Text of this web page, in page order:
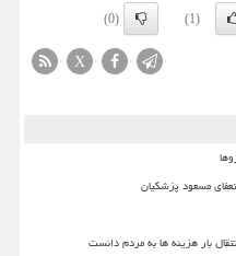
(1)
(0)
X
بار هزینه ها به مردم دانست